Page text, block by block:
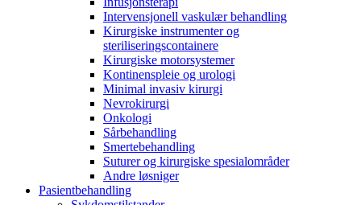
I dialog med B. Braun. Ta kontakt ​med oss.​
Intervensjonell vaskulær behandling
Kirurgiske instrumenter og
steriliseringscontainere
Kirurgiske motorsystemer
Kontinenspleie og urologi
Minimal invasiv kirurgi
Nevrokirurgi
Onkologi
Sårbehandling
Smertebehandling
Suturer og kirurgiske spesialområder
Andre løsniger
Pasientbehandling